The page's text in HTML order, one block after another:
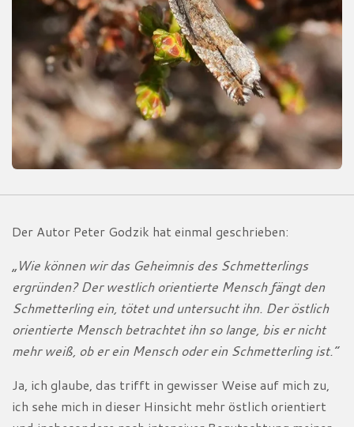
Der Autor Peter Godzik hat einmal geschrieben:
„Wie können wir das Geheimnis des Schmetterlings
ergründen? Der westlich orientierte Mensch fängt den
Schmetterling ein, tötet und untersucht ihn. Der östlich
orientierte Mensch betrachtet ihn so lange, bis er nicht
mehr weiß, ob er ein Mensch oder ein Schmetterling ist.“
Ja, ich glaube, das trifft in gewisser Weise auf mich zu,
ich sehe mich in dieser Hinsicht mehr östlich orientiert